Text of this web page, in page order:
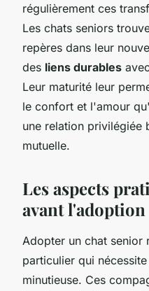
régulièrement ces
Les chats seniors
repères dans leur
des liens durables
Leur maturité leur
le confort et l'amour
une relation privilégiée
mutuelle.
Les aspects
avant l'adoption
Adopter un chat senior
particulier qui
minutieuse. Ces